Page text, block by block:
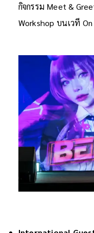
กิจกรรม Meet &
Workshop บนเวที